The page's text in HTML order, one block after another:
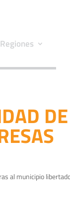
Regiones
al municipio